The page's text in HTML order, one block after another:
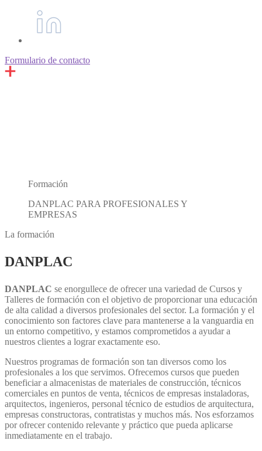
Formulario de contacto
Formación
DANPLAC PARA PROFESIONALES Y
EMPRESAS
La formación
DANPLAC
DANPLAC se enorgullece de ofrecer una variedad de Cursos y
Talleres de formación con el objetivo de proporcionar una educación
de alta calidad a diversos profesionales del sector. La formación y el
conocimiento son factores clave para mantenerse a la vanguardia en
un entorno competitivo, y estamos comprometidos a ayudar a
nuestros clientes a lograr exactamente eso.
Nuestros programas de formación son tan diversos como los
profesionales a los que servimos. Ofrecemos cursos que pueden
beneficiar a almacenistas de materiales de construcción, técnicos
comerciales en puntos de venta, técnicos de empresas instaladoras,
arquitectos, ingenieros, personal técnico de estudios de arquitectura,
empresas constructoras, contratistas y muchos más. Nos esforzamos
por ofrecer contenido relevante y práctico que pueda aplicarse
inmediatamente en el trabajo.